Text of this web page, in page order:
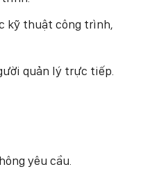
kỹ thuật công trình,
quản lý trực tiếp.
yêu cầu.